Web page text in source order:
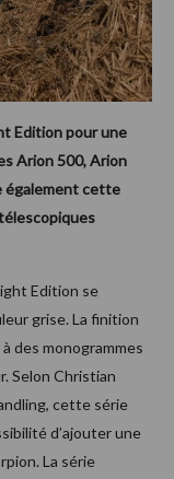
Edition pour une
Arion 500, Arion
également cette
Edition se
grise. La finition
des monogrammes
Selon Christian
cette série
d’ajouter une
La série